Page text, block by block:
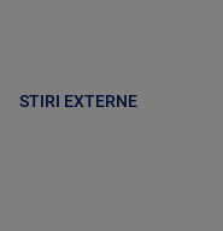
STIRI EXTERNE